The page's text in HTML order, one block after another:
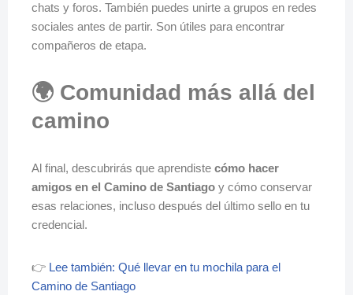
chats y foros. También puedes unirte a grupos en redes
sociales antes de partir. Son útiles para encontrar
compañeros de etapa.
🌍 Comunidad más allá del
camino
Al final, descubrirás que aprendiste cómo hacer
amigos en el Camino de Santiago y cómo conservar
esas relaciones, incluso después del último sello en tu
credencial.
👉 Lee también: Qué llevar en tu mochila para el
Camino de Santiago